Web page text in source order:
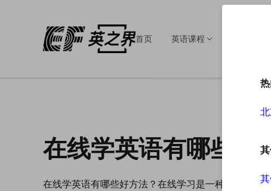
首页 英语课程
在线学英语有哪些好
在线学英语有哪些好方法？在线学习是一种比较普遍